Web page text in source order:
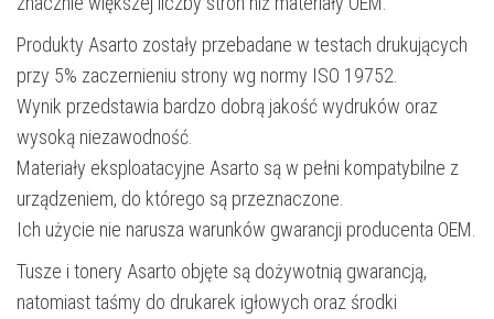
Produkty Asarto zostały przebadane w testach drukujących
przy 5% zaczernieniu strony wg normy ISO 19752.
Wynik przedstawia bardzo dobrą jakość wydruków oraz
wysoką niezawodność.
Materiały eksploatacyjne Asarto są w pełni kompatybilne z
urządzeniem, do którego są przeznaczone.
Ich użycie nie narusza warunków gwarancji producenta OEM.
Tusze i tonery Asarto objęte są dożywotnią gwarancją,
natomiast taśmy do drukarek igłowych oraz środki